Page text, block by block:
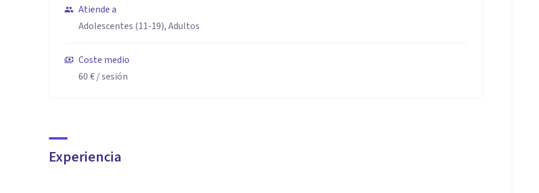
Atiende a
Adolescentes (11-19), Adultos
Coste medio
60 €/ sesión
Experiencia